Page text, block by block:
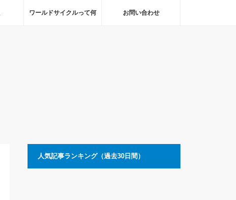
ワールドサイクルって何 お問い合わせ
人気記事ランキング（過去30日間）